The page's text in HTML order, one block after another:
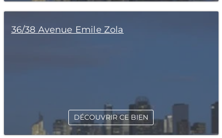
36/38 Avenue Emile Zola
DÉCOUVRIR CE BIEN